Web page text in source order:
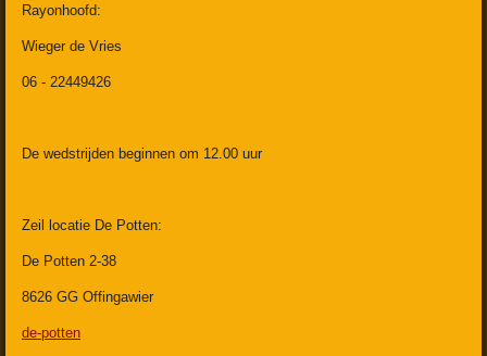
Rayonhoofd:
Wieger de Vries
06 - 22449426
De wedstrijden beginnen om 12.00 uur
Zeil locatie De Potten:
De Potten 2-38
8626 GG Offingawier
de-potten